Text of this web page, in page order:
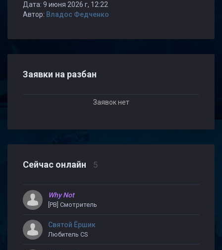
Дата: 9 июня 2026 г, 12:22
Автор: Владос Федченко
Заявки на разбан
Заявок нет
Сейчас онлайн 5
Why Not
[PB] Смотритель
Святой Ёршик
Любитель CS